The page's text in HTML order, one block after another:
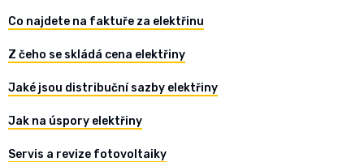
Co najdete na faktuře za elektřinu
Z čeho se skládá cena elektřiny
Jaké jsou distribuční sazby elektřiny
Jak na úspory elektřiny
Servis a revize fotovoltaiky